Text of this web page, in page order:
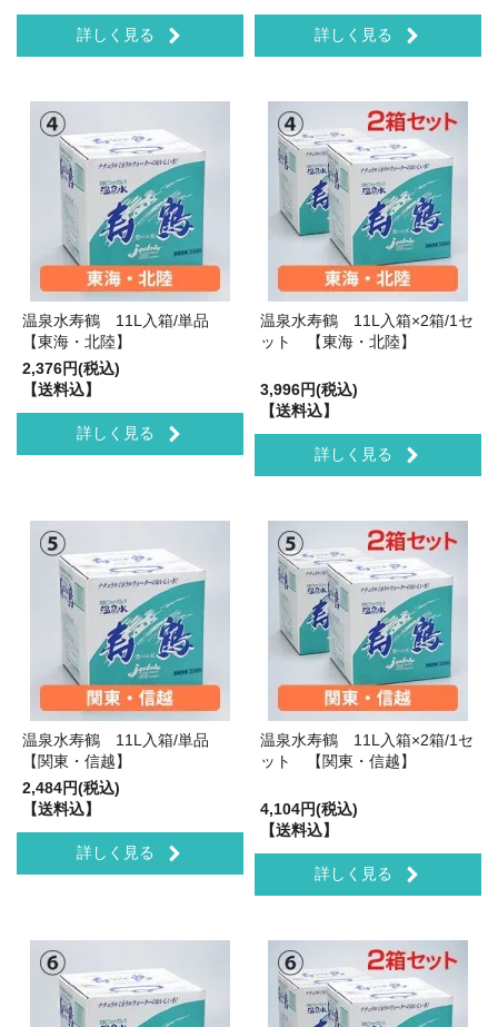
詳しく見る 詳しく見る
温泉水寿鶴 11L入箱/単品
【東海・北陸】
2,376円(税込)
【送料込】
詳しく見る
温泉水寿鶴 11L入箱×2箱/1セ
ット 【東海・北陸】
3,996円(税込)
【送料込】
詳しく見る
温泉水寿鶴 11L入箱/単品
【関東・信越】
2,484円(税込)
【送料込】
詳しく見る
温泉水寿鶴 11L入箱×2箱/1セ
ット 【関東・信越】
4,104円(税込)
【送料込】
詳しく見る